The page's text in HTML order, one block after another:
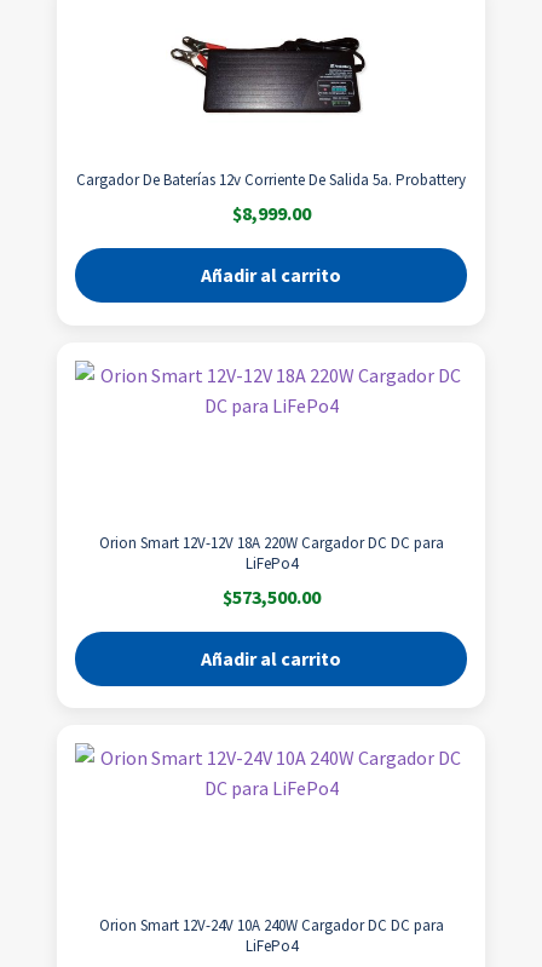
Cargador De Baterías 12v Corriente De Salida 5a. Probattery
$8,999.00
Añadir al carrito
Orion Smart 12V-12V 18A 220W Cargador DC DC para
LiFePo4
$573,500.00
Añadir al carrito
Orion Smart 12V-24V 10A 240W Cargador DC DC para
LiFePo4